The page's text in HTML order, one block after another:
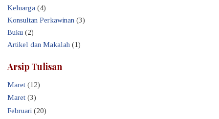
Keluarga (4)
Konsultan Perkawinan (3)
Buku (2)
Artikel dan Makalah (1)
Arsip Tulisan
Maret (12)
Maret (3)
Februari (20)